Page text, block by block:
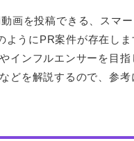
画を投稿できる、スマ
うにPR案件が存在しま
インフルエンサーを目
などを解説するので、参考